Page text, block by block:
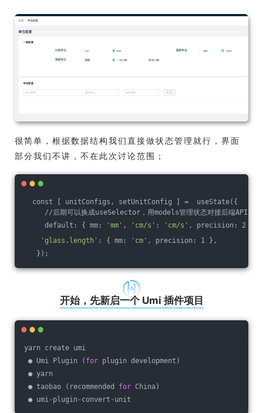
很简单，根据数据结构我们直接做状态管理就行，界面
部分我们不讲，不在此次讨论范围；
const [ unitConfigs, setUnitConfig ] =  useState({
//后期可以换成useSelector，用models管理状态对接后端API。
default: { mm:
'mm' , 'cm/s' : 'cm/s' , precision: 2 },
'glass.length' : { mm: 'cm' , precision: 1 },
});
开始，先新启一个 Umi 插件项目
yarn create umi
● Umi Plugin ( for plugin development)
● yarn
● taobao (recommended for China)
● umi-plugin-convert-unit